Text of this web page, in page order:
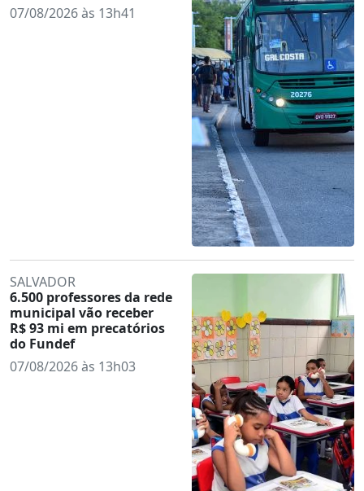
07/08/2026 às 13h41
SALVADOR
6.500 professores da rede
municipal vão receber
R$ 93 mi em precatórios
do Fundef
07/08/2026 às 13h03